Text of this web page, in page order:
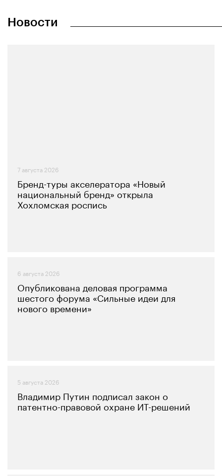
Новости
7 августа 2026
Бренд-туры акселератора «Новый
национальный бренд» открыла
Хохломская роспись
6 августа 2026
Опубликована деловая программа
шестого форума «Сильные идеи для
нового времени»
5 августа 2026
Владимир Путин подписал закон о
патентно-правовой охране ИТ-решений